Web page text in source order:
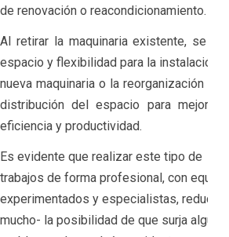
de renovación o reacondicionamiento.
Al retirar la maquinaria existente, se crea
espacio y flexibilidad para la instalación de
nueva maquinaria o la reorganización de la
distribución del espacio para mejorar la
eficiencia y productividad.
Es evidente que realizar este tipo de
trabajos de forma profesional, con equipos
experimentados y especialistas, reduce -y
mucho- la posibilidad de que surja algún